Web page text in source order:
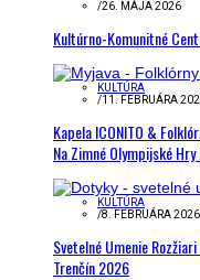
/26. MÁJA 2026
Kultúrno-Komunitné
KULTÚRA
/11. FEBRUÁRA
Kapela ICONITO &
Na Zimné Olympijské Hry
KULTÚRA
/8. FEBRUÁRA 2026
Svetelné Umenie
Trenčín 2026